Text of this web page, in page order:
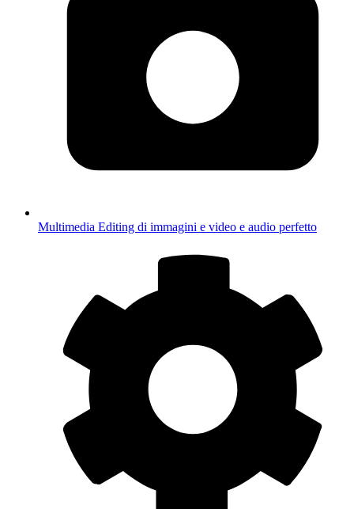
Multimedia Editing di immagini e video e audio perfetto